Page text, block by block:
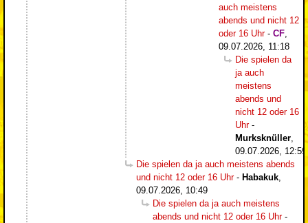
auch meistens
abends und nicht 12
oder 16 Uhr- CF
09.07.2026, 11:18
Die spielen da
ja auch
meistens
abends und
nicht 12 oder 16
Uhr-
Murksknüller
09.07.2026, 12:59
Die spielen da ja auch meistens abends
und nicht 12 oder 16 Uhr- Habakuk
09.07.2026, 10:49
Die spielen da ja auch meistens
abends und nicht 12 oder 16 Uhr-